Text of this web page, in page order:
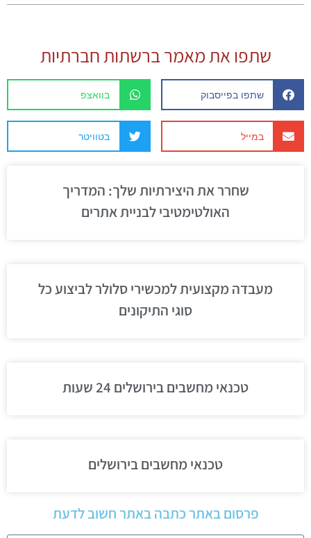
שתפו את מאמר ברשתות חברתיות
שתפו בפייסבוק בוואצפ
במייל בטוויטר
שחרר את היצירתיות שלך: המדריך
האולטימטיבי לבניית אתרים
מעבדה מקצועית למכשירי סלולר לביצוע כל
סוגי התיקונים
טכנאי מחשבים בירושלים 24 שעות
טכנאי מחשבים בירושלים
פרסום באתר כתבה באתר חשוב לדעת